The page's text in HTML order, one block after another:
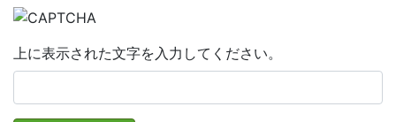
上に表示された文字を入力してください。